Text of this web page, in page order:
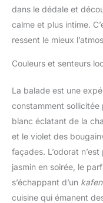
dans le dédale et
calme et plus intime.
ressent le mieux
Couleurs et senteurs
La balade est une
constamment
blanc éclatant de la
et le violet des
façades. L’odorat
jasmin en soirée, le
s’échappant d’un
cuisine qui émanent